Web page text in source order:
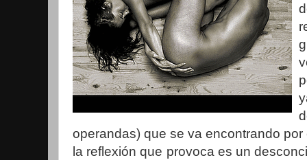
operandas) que se va encontrando
la reflexión que provoca es un